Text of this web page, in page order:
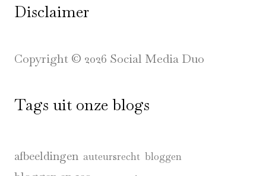
Disclaimer
Copyright © 2026 Social Media Duo
Tags uit onze blogs
afbeeldingen auteursrecht bloggen